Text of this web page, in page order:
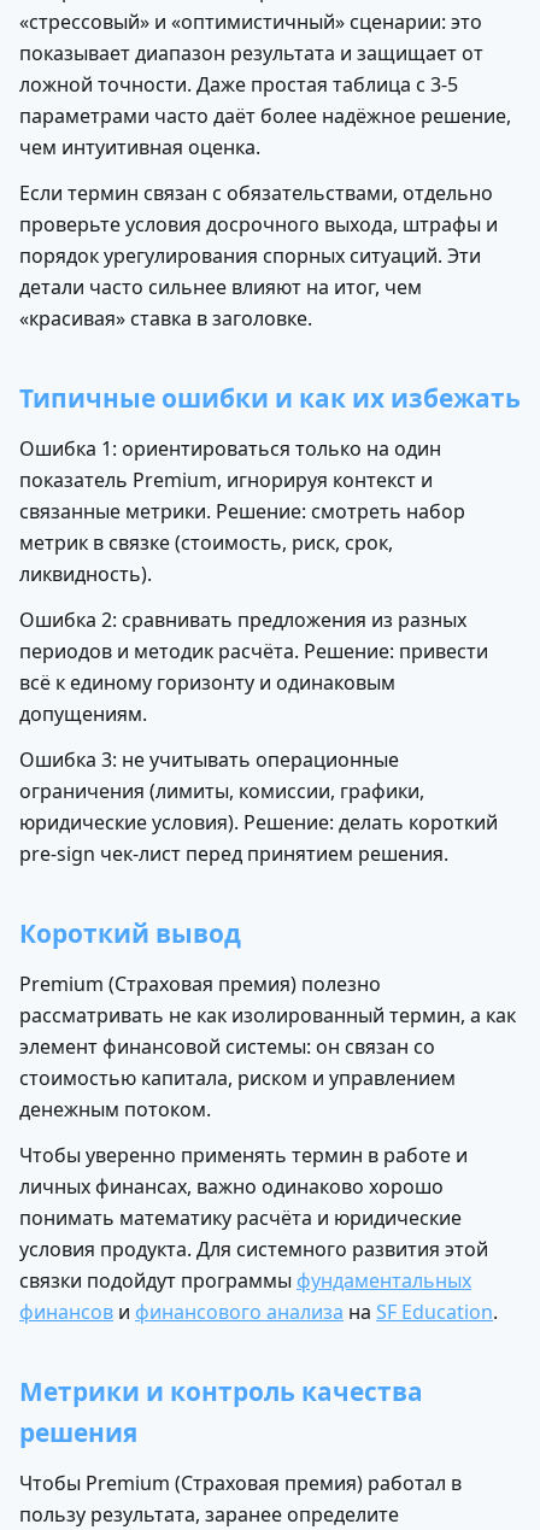
«стрессовый» и «оптимистичный» сценарии: это
показывает диапазон результата и защищает от
ложной точности. Даже простая таблица с 3-5
параметрами часто даёт более надёжное решение,
чем интуитивная оценка.
Если термин связан с обязательствами, отдельно
проверьте условия досрочного выхода, штрафы и
порядок урегулирования спорных ситуаций. Эти
детали часто сильнее влияют на итог, чем
«красивая» ставка в заголовке.
Типичные ошибки и как их избежать
Ошибка 1: ориентироваться только на один
показатель Premium, игнорируя контекст и
связанные метрики. Решение: смотреть набор
метрик в связке (стоимость, риск, срок,
ликвидность).
Ошибка 2: сравнивать предложения из разных
периодов и методик расчёта. Решение: привести
всё к единому горизонту и одинаковым
допущениям.
Ошибка 3: не учитывать операционные
ограничения (лимиты, комиссии, графики,
юридические условия). Решение: делать короткий
pre-sign чек-лист перед принятием решения.
Короткий вывод
Premium (Страховая премия) полезно
рассматривать не как изолированный термин, а как
элемент финансовой системы: он связан со
стоимостью капитала, риском и управлением
денежным потоком.
Чтобы уверенно применять термин в работе и
личных финансах, важно одинаково хорошо
понимать математику расчёта и юридические
условия продукта. Для системного развития этой
связки подойдут программы фундаментальных
финансов и финансового анализа на SF Education.
Метрики и контроль качества
решения
Чтобы Premium (Страховая премия) работал в
пользу результата, заранее определите